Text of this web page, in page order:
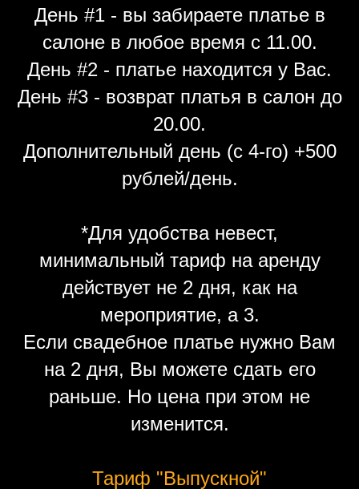
День #1 - вы забираете платье в
салоне в любое время с 11.00.
День #2 - платье находится у Вас.
День #3 - возврат платья в салон до
20.00.
Дополнительный день (с 4-го) +500
рублей/день.
*Для удобства невест,
минимальный тариф на аренду
действует не 2 дня, как на
мероприятие, а 3.
Если свадебное платье нужно Вам
на 2 дня, Вы можете сдать его
раньше. Но цена при этом не
изменится.
Тариф "Выпускной"